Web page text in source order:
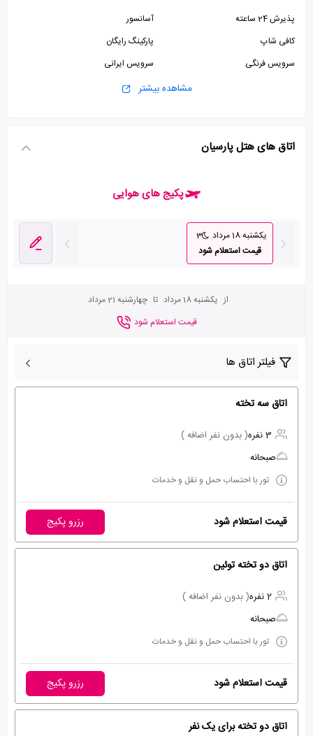
پذیرش 24 ساعته
آسانسور
کافی شاپ
پارکینگ رایگان
سرویس فرنگی
سرویس ایرانی
مشاهده بیشتر
اتاق های هتل پارسیان
پکیج های هوایی
یکشنبه 18 مرداد
3
قیمت استعلام شود
از یکشنبه 18 مرداد تا چهارشنبه 21 مرداد
قیمت استعلام شود
فیلتر اتاق ها
اتاق سه تخته
3 نفره
( بدون نفر اضافه )
صبحانه
تور با احتساب حمل و نقل و خدمات
قیمت استعلام شود رزرو پکیج
اتاق دو تخته توئین
2 نفره
( بدون نفر اضافه )
صبحانه
تور با احتساب حمل و نقل و خدمات
قیمت استعلام شود رزرو پکیج
اتاق دو تخته برای یک نفر